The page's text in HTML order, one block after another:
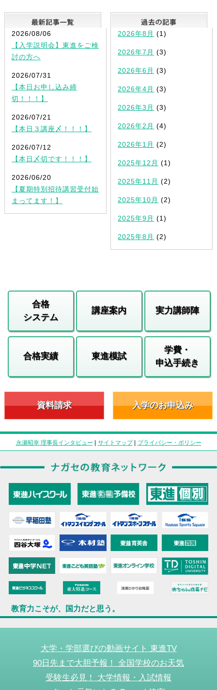
最新記事一覧
2026/08/06
【入学説明会】東進をご検
討の方へ
2026/07/31
【本日お申し込み締
切！！！】
2026/07/21
【本日３講座〆！！！】
2026/07/12
【本日〆切です！！！】
2026/06/20
【夏期特別招待講習受付始
まってます！】
2026年8月 (1)
2026年7月 (3)
2026年6月 (3)
2026年4月 (3)
2026年3月 (3)
2026年2月 (4)
2026年1月 (2)
2025年12月 (1)
2025年11月 (2)
2025年10月 (2)
2025年9月 (1)
2025年8月 (2)
合格
システム
講座案内 実力講師陣
合格実績 東進模試
学費・
申込手続き
資料請求 入学のお申込み
永瀬昭幸 理事長インタビュー | サイトマップ| プライバシー・ポリシー
教育力こそが、国力だと思う。
大学・学部選びの動画サイト 東進TV
90日先まで大胆予報！ 全国学校のお天気
受験生必見！ 大学情報・入試情報